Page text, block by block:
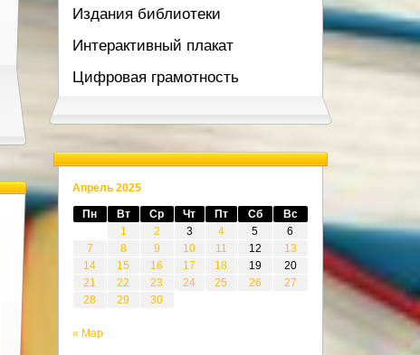
Издания библиотеки
Интерактивный плакат
Цифровая грамотность
Апрель 2025
Пн Вт Ср Чт Пт Сб
Вс
1
2 3 4 5
6
7
8 9 10 11 12
13
14
15 16 17 18 19
20
21
22 23 24 25 26
27
28
29 30
« Мар